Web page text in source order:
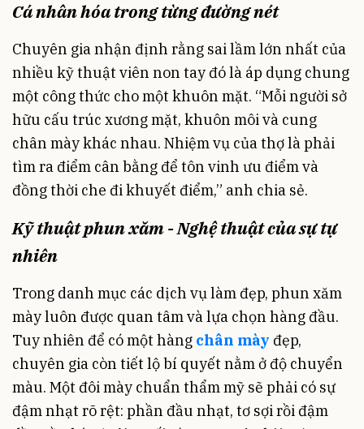
Cá nhân hóa trong từng đường nét
Chuyên gia nhận định rằng sai lầm lớn nhất của
nhiều kỹ thuật viên non tay đó là áp dụng chung
một công thức cho một khuôn mặt. “Mỗi người sở
hữu cấu trúc xương mặt, khuôn môi và cung
chân mày khác nhau. Nhiệm vụ của thợ là phải
tìm ra điểm cân bằng để tôn vinh ưu điểm và
đồng thời che đi khuyết điểm,” anh chia sẻ.
Kỹ thuật phun xăm - Nghệ thuật của sự tự
nhiên
Trong danh mục các dịch vụ làm đẹp, phun xăm
mày luôn được quan tâm và lựa chọn hàng đầu.
Tuy nhiên để có một hàng chân mày đẹp,
chuyên gia còn tiết lộ bí quyết nằm ở độ chuyển
màu. Một đôi mày chuẩn thẩm mỹ sẽ phải có sự
đậm nhạt rõ rệt: phần đầu nhạt, tơ sợi rồi đậm